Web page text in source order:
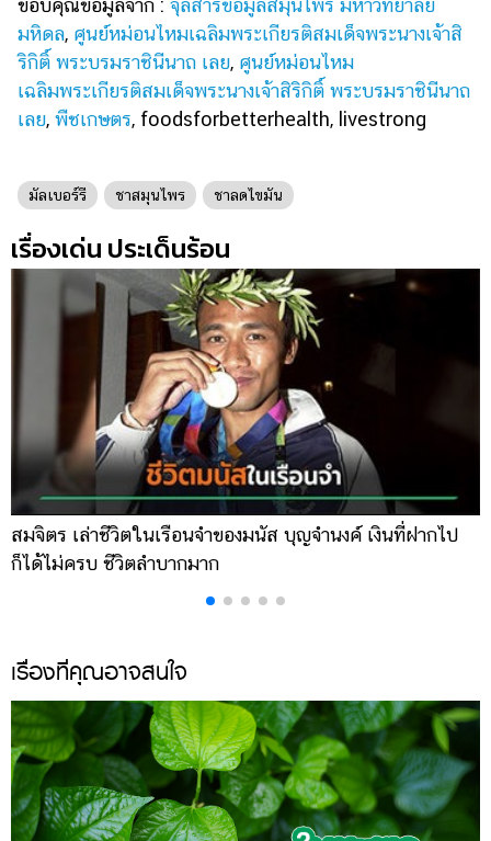
ขอบคุณข้อมูลจาก : จุลสารข้อมูลสมุนไพร มหาวิทยาลัย
มหิดล, ศูนย์หม่อนไหมเฉลิมพระเกียรติสมเด็จพระนางเจ้าสิ
ริกิติ์ พระบรมราชินีนาถ เลย, ศูนย์หม่อนไหม
เฉลิมพระเกียรติสมเด็จพระนางเจ้าสิริกิติ์ พระบรมราชินีนาถ
เลย, พืชเกษตร, foodsforbetterhealth, livestrong
มัลเบอร์รี ชาสมุนไพร ชาลดไขมัน
เรื่องเด่น ประเด็นร้อน
สมจิตร เล่าชีวิตในเรือนจำของมนัส บุญจำนงค์ เงินที่ฝากไป
ก็ได้ไม่ครบ ชีวิตลำบากมาก
เรื่องที่คุณอาจสนใจ